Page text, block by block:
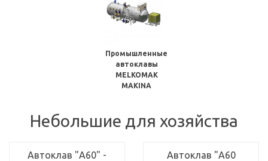
Промышленные
автоклавы
MELKOMAK
MAKINA
Небольшие для хозяйства
Автоклав "А60" -
Автоклав "А60